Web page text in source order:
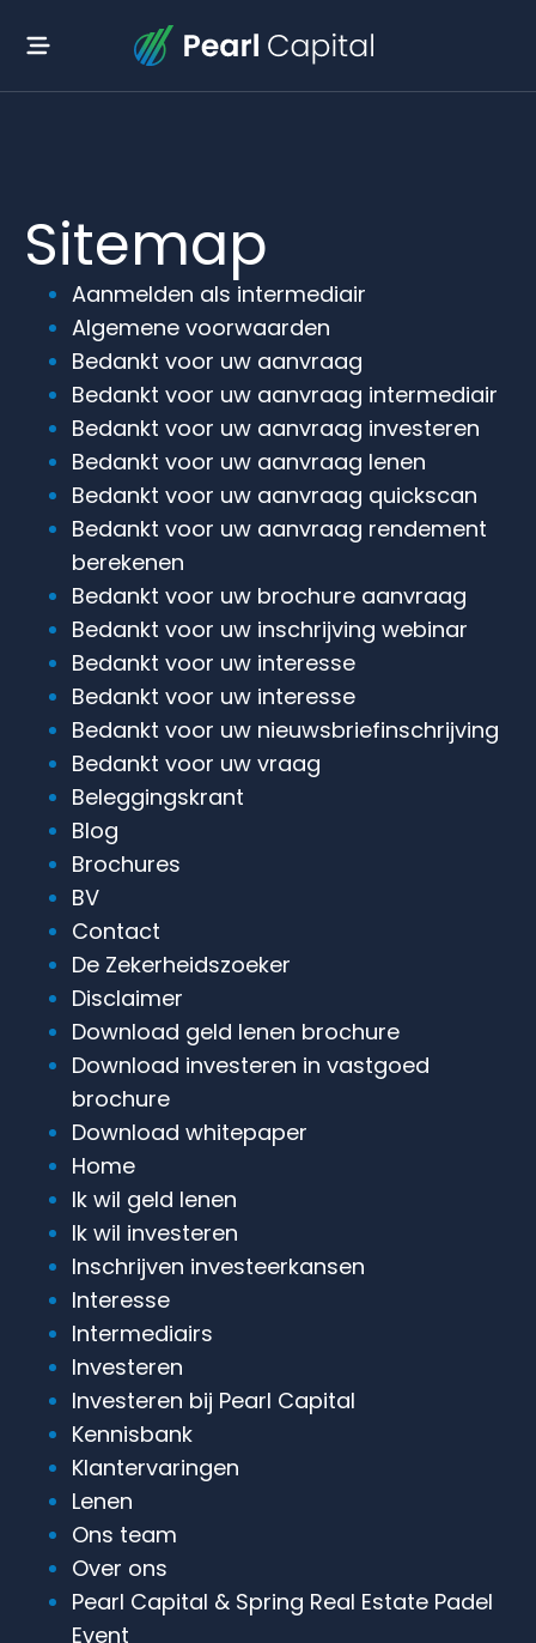
Sitemap
Aanmelden als intermediair
Algemene voorwaarden
Bedankt voor uw aanvraag
Bedankt voor uw aanvraag intermediair
Bedankt voor uw aanvraag investeren
Bedankt voor uw aanvraag lenen
Bedankt voor uw aanvraag quickscan
Bedankt voor uw aanvraag rendement
berekenen
Bedankt voor uw brochure aanvraag
Bedankt voor uw inschrijving webinar
Bedankt voor uw interesse
Bedankt voor uw interesse
Bedankt voor uw nieuwsbriefinschrijving
Bedankt voor uw vraag
Beleggingskrant
Blog
Brochures
BV
Contact
De Zekerheidszoeker
Disclaimer
Download geld lenen brochure
Download investeren in vastgoed
brochure
Download whitepaper
Home
Ik wil geld lenen
Ik wil investeren
Inschrijven investeerkansen
Interesse
Intermediairs
Investeren
Investeren bij Pearl Capital
Kennisbank
Klantervaringen
Lenen
Ons team
Over ons
Pearl Capital & Spring Real Estate Padel
Event